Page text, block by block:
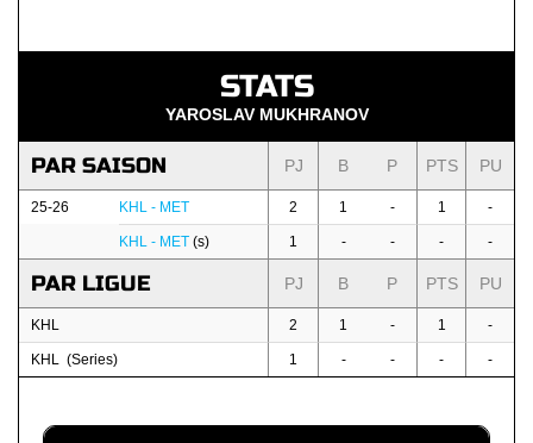
STATS
YAROSLAV MUKHRANOV
PAR SAISON PJ B P PTS PU
25-26 KHL - MET 2 1 - 1 -
KHL - MET (s) 1 - - - -
PAR LIGUE PJ B P PTS PU
KHL 2 1 - 1 -
KHL (Series) 1 - - - -